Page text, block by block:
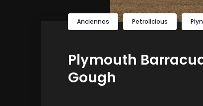
Anciennes Petrolicious
Plymouth
Gough